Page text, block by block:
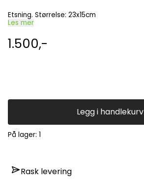
Etsning. Størrelse: 23x15cm
Les mer
1.500,-
Legg i handlekurv
På lager: 1
Rask levering